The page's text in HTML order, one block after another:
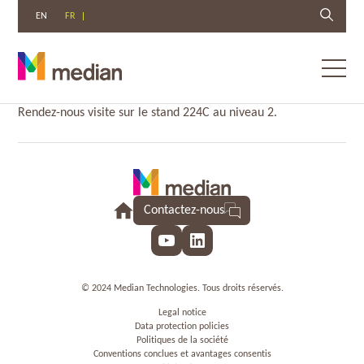
Aller
EN FR
Rendez-nous visite sur le stand 224C au niveau 2.
Contactez-nous
YouTubeLinkedIn
© 2024 Median Technologies. Tous droits réservés.
Legal notice
Data protection policies
Politiques de la société
Conventions conclues et avantages consentis